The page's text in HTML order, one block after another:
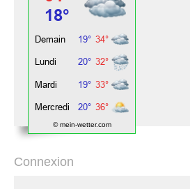
© mein-wetter.com
Connexion